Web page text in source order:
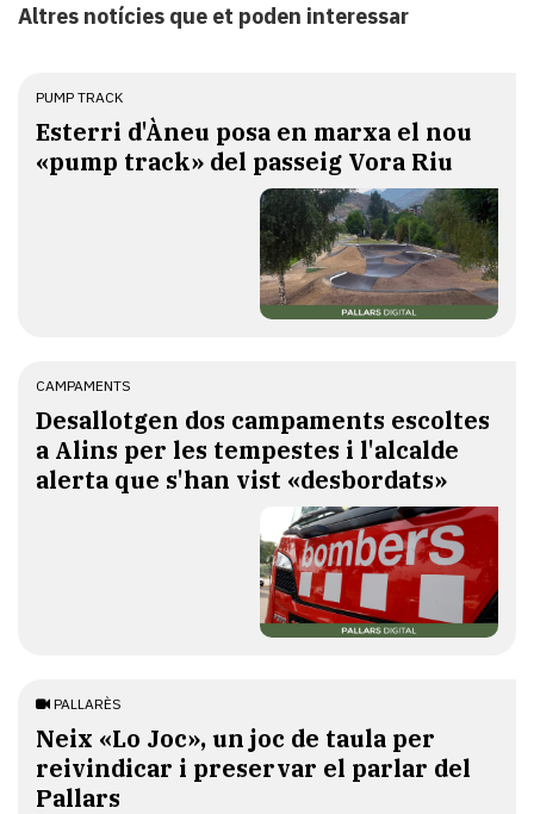
Altres notícies que et poden interessar
PUMP TRACK
Esterri d'Àneu posa en marxa el nou
«pump track» del passeig Vora Riu
CAMPAMENTS
​Desallotgen dos campaments escoltes
a Alins per les tempestes i l'alcalde
alerta que s'han vist «desbordats»
PALLARÈS
​Neix «Lo Joc», un joc de taula per
reivindicar i preservar el parlar del
Pallars